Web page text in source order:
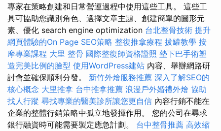
專家在策略創建和日常營運過程中使用這些工具。 這些工
具可協助您識別角色、選擇文章主題、創建簡單的圖形元
素、優化 search engine optimization 台北整骨技術 提升
網頁體驗的On Page SEO策略 整復推拿療程 拔罐教學 按
摩專業課程 大里 整骨 國際整復師資格證照 墊下巴手術塑
造完美比例的臉型 使用WordPress建站 內容、舉辦網路研
討會並確保順利分發。 新竹外燴服務推薦 深入了解SEO的
核心概念 大里推拿 台中推拿推薦 浪漫戶外婚禮外燴 協助
找人行蹤 尋找專業的醫美診所讓您更自信 內容行銷不能在
企業的整體行銷策略中孤立地發揮作用。 您的公司在尋求
銀行融資時可能需要製定應急計劃。 台中整骨推薦 高效縮